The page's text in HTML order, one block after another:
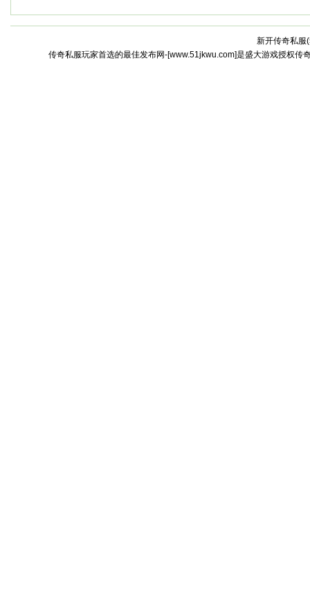
新开传奇私服(
传奇私服玩家首选的最佳发布网-[www.51jkwu.com]是盛大游戏授权传